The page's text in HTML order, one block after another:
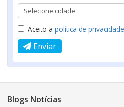
Aceito a política de privacidade
Enviar
Blogs Notícias